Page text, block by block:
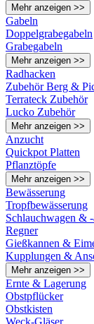
Mehr anzeigen >>
Gabeln
Doppelgrabegabeln
Grabegabeln
Mehr anzeigen >>
Radhacken
Zubehör Berg &
Terrateck Zubehör
Lucko Zubehör
Mehr anzeigen >>
Anzucht
Quickpot Platten
Pflanztöpfe
Mehr anzeigen >>
Bewässerung
Tropfbewässerung
Schlauchwagen &
Regner
Gießkannen &
Kupplungen &
Mehr anzeigen >>
Ernte & Lagerung
Obstpflücker
Obstkisten
Weck-Gläser